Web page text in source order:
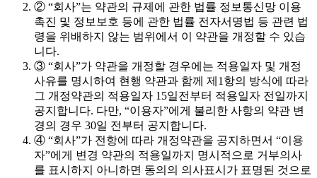
② “회사”는 약관의 규제에 관한 법률 정보통신망 이용
촉진 및 정보보호 등에 관한 법률 전자서명법 등 관련 법
령을 위배하지 않는 범위에서 이 약관을 개정할 수 있습
니다.
③ “회사”가 약관을 개정할 경우에는 적용일자 및 개정
사유를 명시하여 현행 약관과 함께 제1항의 방식에 따라
그 개정약관의 적용일자 15일전부터 적용일자 전일까지
공지합니다. 다만, “이용자”에게 불리한 사항의 약관 변
경의 경우 30일 전부터 공지합니다.
④ “회사”가 전항에 따라 개정약관을 공지하면서 “이용
자”에게 변경 약관의 적용일까지 명시적으로 거부의사
를 표시하지 아니하면 동의의 의사표시가 표명된 것으로